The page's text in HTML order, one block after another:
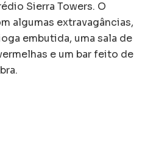
Sierra Towers. O
algumas extravagâncias,
embutida, uma sala de
e um bar feito de